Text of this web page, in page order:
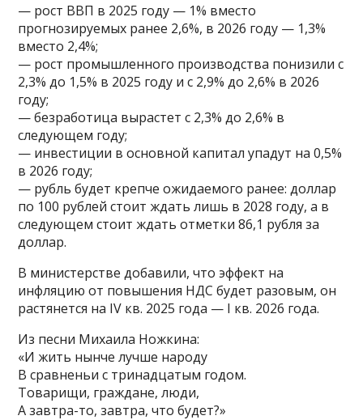
— рост ВВП в 2025 году — 1% вместо
прогнозируемых ранее 2,6%, в 2026 году — 1,3%
вместо 2,4%;
— рост промышленного производства понизили с
2,3% до 1,5% в 2025 году и с 2,9% до 2,6% в 2026
году;
— безработица вырастет с 2,3% до 2,6% в
следующем году;
— инвестиции в основной капитал упадут на 0,5%
в 2026 году;
— рубль будет крепче ожидаемого ранее: доллар
по 100 рублей стоит ждать лишь в 2028 году, а в
следующем стоит ждать отметки 86,1 рубля за
доллар.
В министерстве добавили, что эффект на
инфляцию от повышения НДС будет разовым, он
растянется на IV кв. 2025 года — I кв. 2026 года.
Из песни Михаила Ножкина:
«И жить нынче лучше народу
В сравненьи с тринадцатым годом.
Товарищи, граждане, люди,
А завтра-то, завтра, что будет?»